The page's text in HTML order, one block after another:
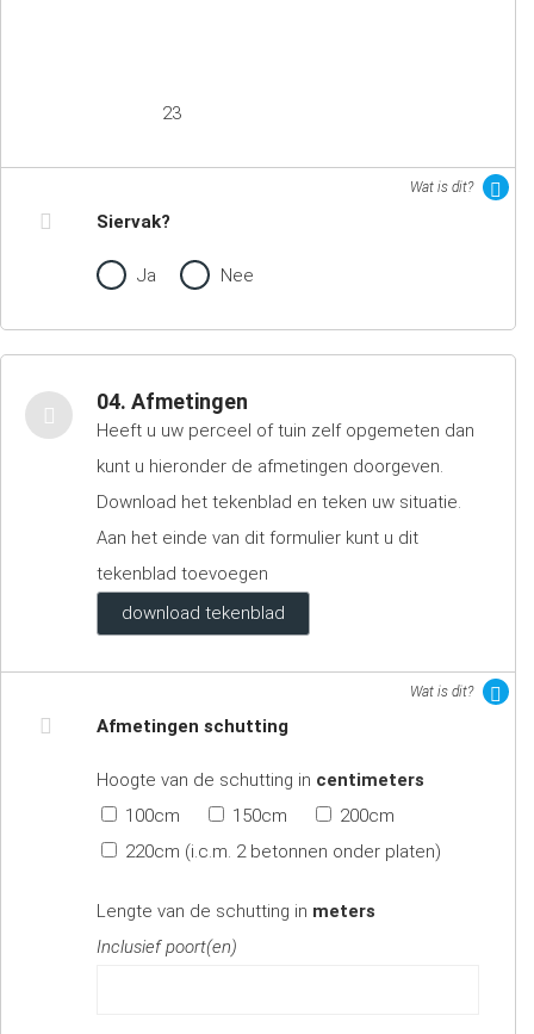
23
Wat is dit?
Siervak?
Ja Nee
04. Afmetingen
Heeft u uw perceel of tuin zelf opgemeten dan
kunt u hieronder de afmetingen doorgeven.
Download het tekenblad en teken uw situatie.
Aan het einde van dit formulier kunt u dit
tekenblad toevoegen
download tekenblad
Wat is dit?
Afmetingen schutting
Hoogte van de schutting in centimeters
100cm
150cm
200cm
220cm (i.c.m. 2 betonnen onder platen)
Lengte van de schutting in meters
Inclusief poort(en)